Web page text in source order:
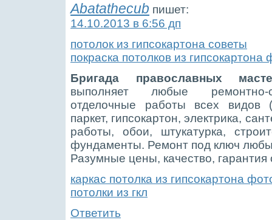
Abatathecub пишет:
14.10.2013 в 6:56 дп
потолок из гипсокартона советы
покраска потолков из гипсокартона
Бригада православных
выполняет любые ремонтно-
отделочные работы всех видов
паркет, гипсокартон, электрика,
работы, обои, штукатурка,
фундаменты. Ремонт под ключ
Разумные цены, качество, гарантия
каркас потолка из гипсокартона
потолки из гкл
Ответить